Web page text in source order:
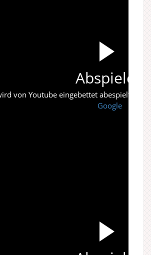
Abspielen
von Youtube eingebettet abespielt. Es
Google